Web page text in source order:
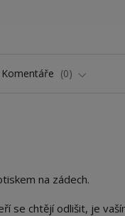
Komentáře 0
na zádech.
se chtějí odlišit, je